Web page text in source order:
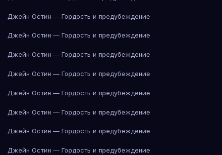
Джейн Остин — Гордость и предубеждение
Джейн Остин — Гордость и предубеждение
Джейн Остин — Гордость и предубеждение
Джейн Остин — Гордость и предубеждение
Джейн Остин — Гордость и предубеждение
Джейн Остин — Гордость и предубеждение
Джейн Остин — Гордость и предубеждение
Джейн Остин — Гордость и предубеждение